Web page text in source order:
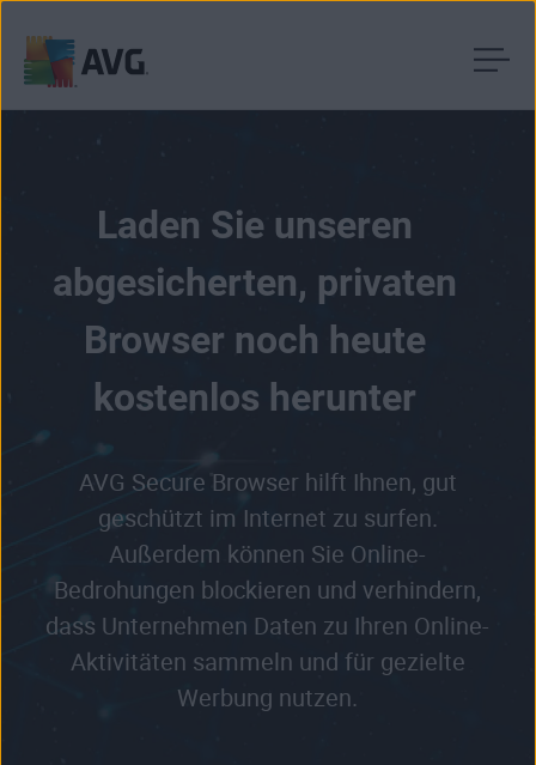
Laden Sie unseren
abgesicherten, privaten
Browser noch heute
kostenlos herunter
AVG Secure Browser hilft Ihnen, gut
geschützt im Internet zu surfen.
Außerdem können Sie Online-
Bedrohungen blockieren und verhindern,
dass Unternehmen Daten zu Ihren Online-
Aktivitäten sammeln und für gezielte
Werbung nutzen.